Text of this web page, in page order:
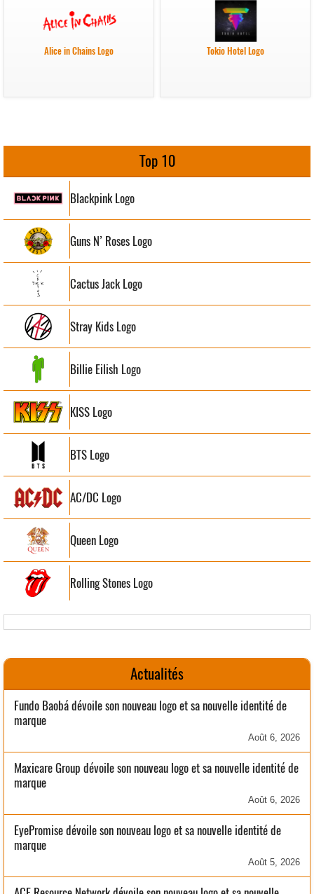
Alice in Chains Logo Tokio Hotel Logo
Top 10
Blackpink Logo
Guns N’ Roses Logo
Cactus Jack Logo
Stray Kids Logo
Billie Eilish Logo
KISS Logo
BTS Logo
AC/DC Logo
Queen Logo
Rolling Stones Logo
Actualités
Fundo Baobá dévoile son nouveau logo et sa nouvelle identité de
marque
Août 6, 2026
Maxicare Group dévoile son nouveau logo et sa nouvelle identité de
marque
Août 6, 2026
EyePromise dévoile son nouveau logo et sa nouvelle identité de
marque
Août 5, 2026